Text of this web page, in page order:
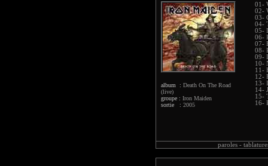
album : Death On The Road
(live)
groupe : Iron Maiden
sortie : 2005
01-
02-
03-
04-
05-
06-
07-
08-
09-
10-
11-
12-
13-
14-
15-
16-
paroles -